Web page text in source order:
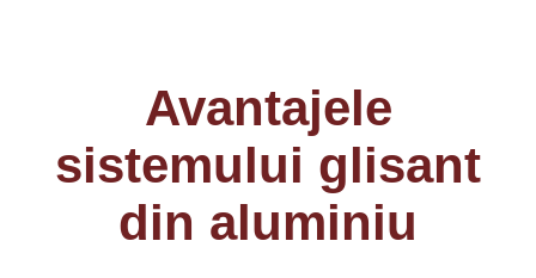
Avantajele
sistemului glisant
din aluminiu